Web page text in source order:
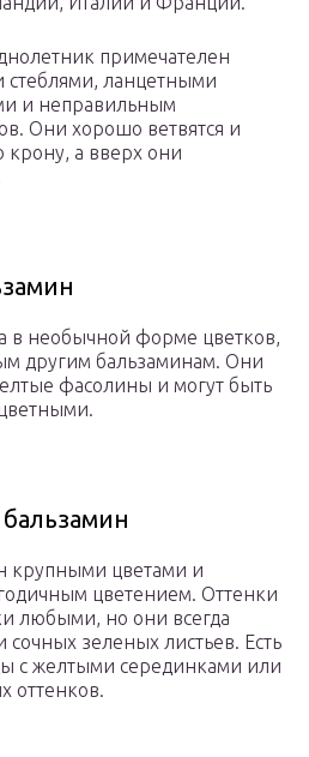
примечателен
ланцетными
и неправильным
Они хорошо ветвятся и
крону, а вверх они
в необычной форме цветков,
другим бальзаминам. Они
фасолины и могут быть
крупными цветами и
цветением. Оттенки
любыми, но они всегда
зеленых листьев. Есть
с желтыми серединками или
оттенков.